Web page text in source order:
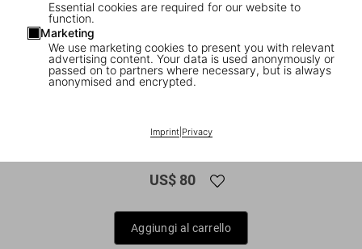
Essential cookies are required for our website to
function.
Marketing
We use marketing cookies to present you with relevant
advertising content. Your data is used anonymously or
passed on to partners where necessary, but is always
anonymised and encrypted.
Imprint| Privacy
1/9
US$ 80
Aggiungi al carrello